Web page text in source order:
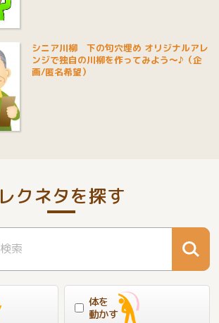
シニア川柳 下の句穴埋め オリジナルアレ
ンジで独自の川柳を作ってみよう～♪（企
画/匿名希望）
レクネタを探す
体を
動かす